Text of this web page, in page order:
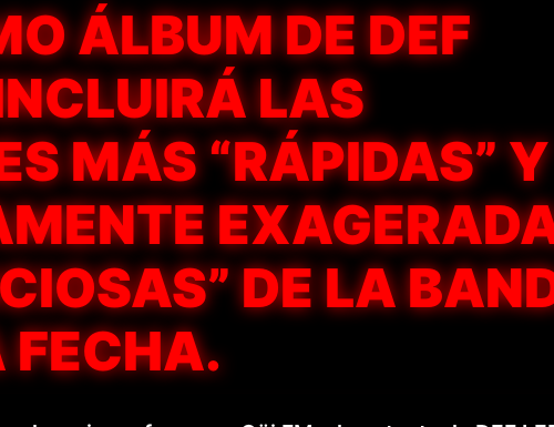
ÁLBUM DE DEF
LAS
MÁS “RÁPIDAS” Y
DE LA
FECHA.